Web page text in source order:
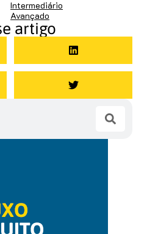
Intermediário
Avançado
artigo